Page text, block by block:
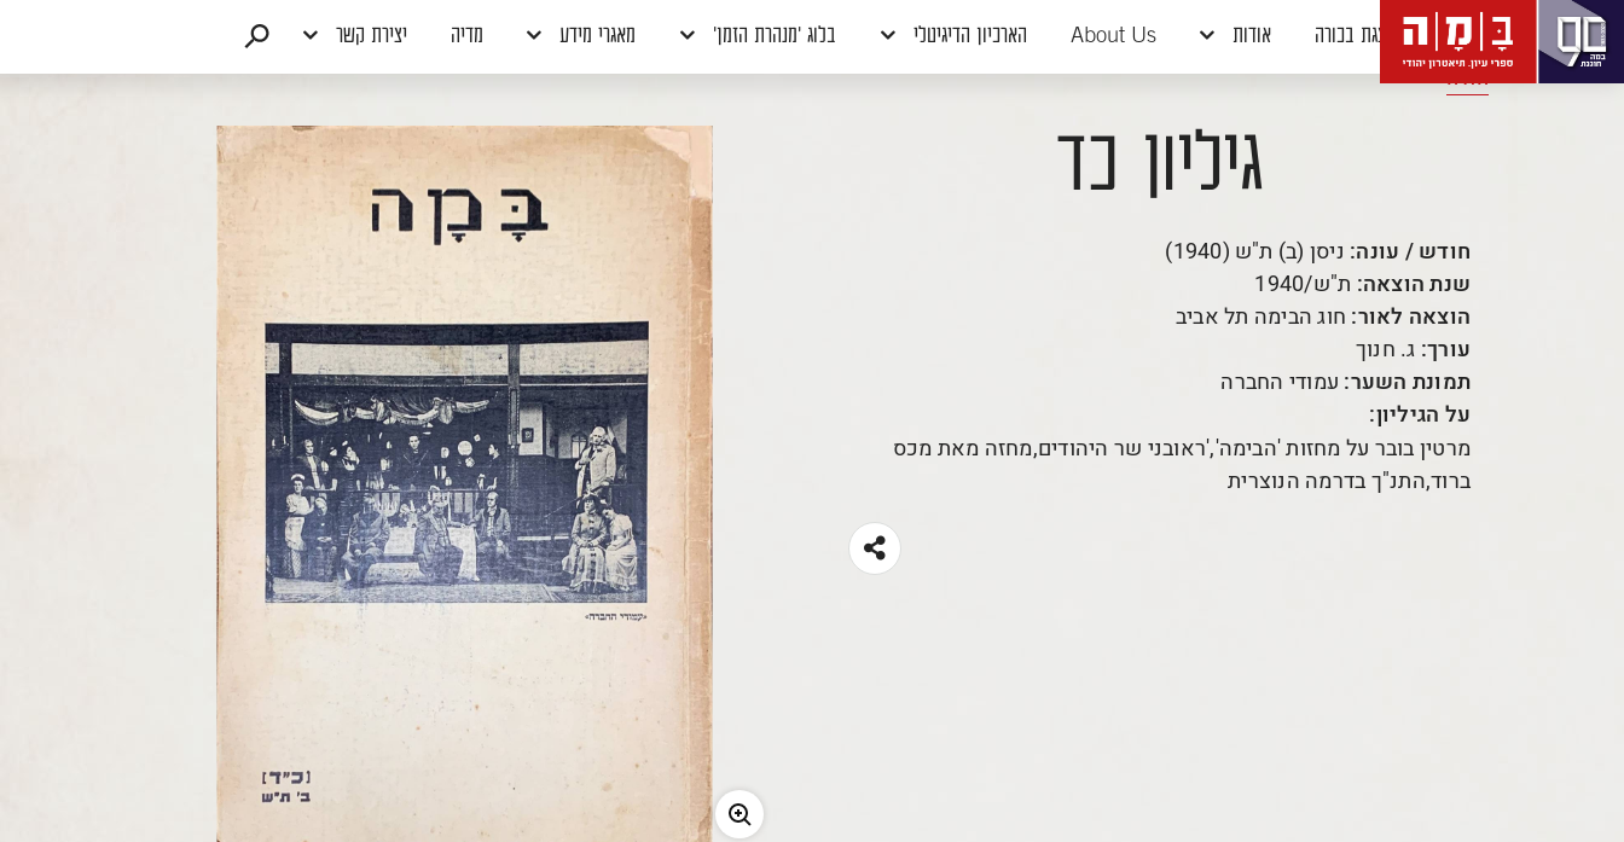
דלג לסרגל הניווט
דלג לתוכן
הצגת בכורה אודות About Us הארכיון הדיגיטלי בלוג 'מנהרת הזמן' מאגרי מידע מדיה יצירת קשר
חזרה
גיליון כד
חודש / עונה: ניסן (ב) ת"ש (1940)
שנת הוצאה: ת"ש/1940
הוצאה לאור: חוג הבימה תל אביב
עורך: ג. חנוך
תמונת השער: עמודי החברה
על הגיליון:
מרטין בובר על מחזות 'הבימה','ראובני שר היהודים,מחזה מאת מכס
ברוד,התנ"ך בדרמה הנוצרית